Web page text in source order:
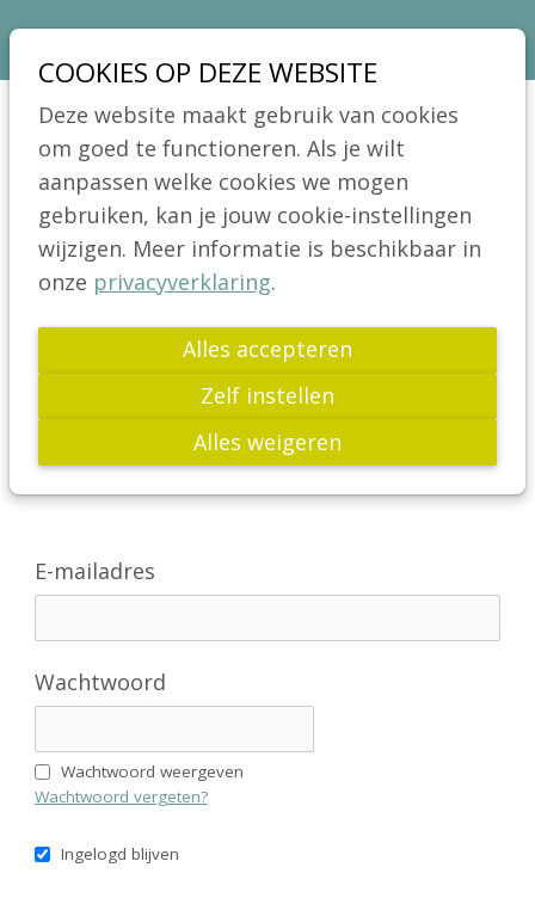
COOKIES OP DEZE WEBSITE
Deze website maakt gebruik van cookies
om goed te functioneren. Als je wilt
aanpassen welke cookies we mogen
gebruiken, kan je jouw cookie-instellingen
wijzigen. Meer informatie is beschikbaar in
onze privacyverklaring.
Alles accepteren
Zelf instellen
Alles weigeren
over
Spring
naar
de
navigatie
Spring
de
inhoud
LOGIN BIJ VCV
om jezelf aan te melden!
Opgelet! Inloggen is alleen mogelijk voor
leden die een account hebben aangemaakt!
E-mailadres
Wachtwoord
Wachtwoord weergeven
Wachtwoord vergeten?
Ingelogd blijven
Jong!
Actua
Publicaties
Wetenschap
Links
FAQ
Word Lid